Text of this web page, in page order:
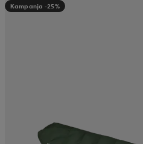
Kampanja -25%